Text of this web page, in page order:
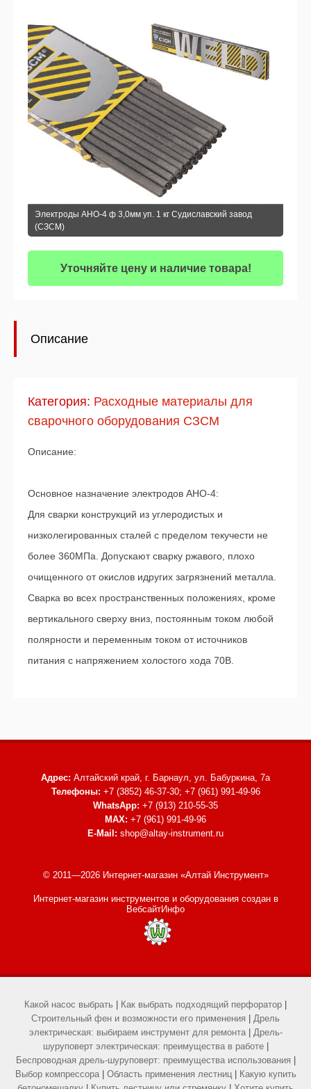
Электроды АНО-4 ф 3,0мм уп. 1 кг Судиславский завод
(СЗСМ)
Уточняйте цену и наличие товара!
Описание
Категория: Расходные материалы для
сварочного оборудования СЗСМ
Описание:
Основное назначение электродов АНО-4:
Для сварки конструкций из углеродистых и
низколегированных сталей с пределом текучести не
более 360МПа. Допускают сварку ржавого, плохо
очищенного от окислов идругих загрязнений металла.
Сварка во всех пространственных положениях, кроме
вертикального сверху вниз, постоянным током любой
полярности и переменным током от источников
питания с напряжением холостого хода 70В.
Адрес: Алтайский край, г. Барнаул, ул. Бабуркина, 7а
Телефоны: +7 (3852) 46-37-30; +7 (961) 991-49-96
WhatsApp: +7 (913) 210-55-35
MAX: +7 (961) 991-49-96
E-Mail: shop@altay-instrument.ru
© 2011—2026 Интернет-магазин «Алтай Инструмент»
Интернет-магазин инструментов и оборудованиясоздан в
ВебсайтИнфо
Какой насос выбрать Как выбрать подходящий перфоратор
Строительный фен и возможности его применения
Дрель
электрическая: выбираем инструмент для ремонта| Дрель-
шуруповерт электрическая: преимущества в работе|
Беспроводная дрель-шуруповерт: преимущества использования
Выбор компрессора| Область применения лестниц|
Какую купить